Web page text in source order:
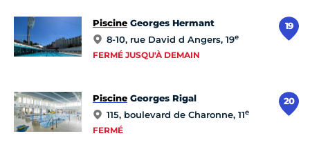
19
Piscine Georges Hermant
8-10, rue David d Angers, 19e
FERMÉ JUSQU'À DEMAIN
20
Piscine Georges Rigal
115, boulevard de Charonne, 11e
FERMÉ